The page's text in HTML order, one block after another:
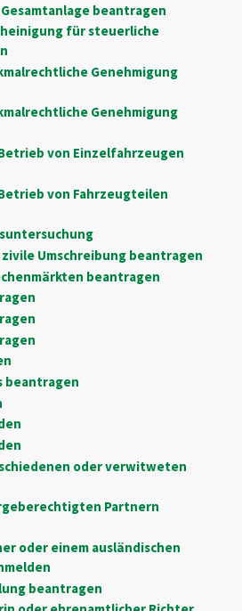
beantragen
für steuerliche
Genehmigung
Genehmigung
von Einzelfahrzeugen
von Fahrzeugteilen
Umschreibung beantragen
beantragen
beantragen
oder verwitweten
Partnern
oder einem ausländischen
beantragen